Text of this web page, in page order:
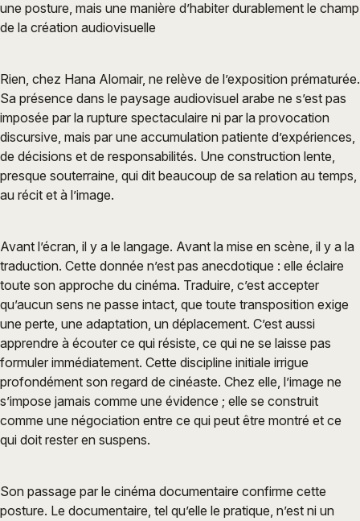
une posture, mais une manière d’habiter durablement le champ
de la création audiovisuelle
Rien, chez Hana Alomair, ne relève de l’exposition prématurée.
Sa présence dans le paysage audiovisuel arabe ne s’est pas
imposée par la rupture spectaculaire ni par la provocation
discursive, mais par une accumulation patiente d’expériences,
de décisions et de responsabilités. Une construction lente,
presque souterraine, qui dit beaucoup de sa relation au temps,
au récit et à l’image.
Avant l’écran, il y a le langage. Avant la mise en scène, il y a la
traduction. Cette donnée n’est pas anecdotique : elle éclaire
toute son approche du cinéma. Traduire, c’est accepter
qu’aucun sens ne passe intact, que toute transposition exige
une perte, une adaptation, un déplacement. C’est aussi
apprendre à écouter ce qui résiste, ce qui ne se laisse pas
formuler immédiatement. Cette discipline initiale irrigue
profondément son regard de cinéaste. Chez elle, l’image ne
s’impose jamais comme une évidence ; elle se construit
comme une négociation entre ce qui peut être montré et ce
qui doit rester en suspens.
Son passage par le cinéma documentaire confirme cette
posture. Le documentaire, tel qu’elle le pratique, n’est ni un